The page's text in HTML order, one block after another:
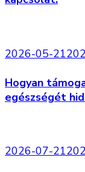
2026-05-21
Hogyan
egészségét
2026-07-21